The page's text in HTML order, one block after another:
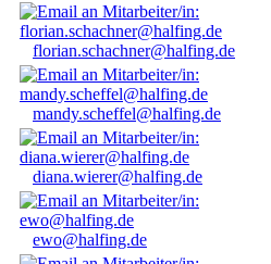
florian.schachner@halfing.de
mandy.scheffel@halfing.de
diana.wierer@halfing.de
ewo@halfing.de